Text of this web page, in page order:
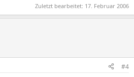
Zuletzt bearbeitet: 17. Februar 2006
#4